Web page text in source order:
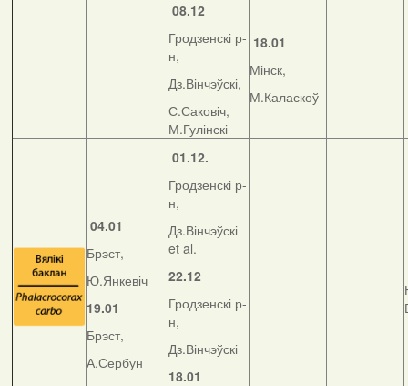
08.12
Гродзенскі р-
н,
Дз.Вінчэўскі,
С.Саковіч,
М.Гулінскі
18.01
Мінск,
М.Каласкоў
04.01
Брэст,
Ю.Янкевіч
19.01
Брэст,
А.Сербун
01.12.
Гродзенскі р-
н,
Дз.Вінчэўскі
et al.
22.12
Гродзенскі р-
н,
Дз.Вінчэўскі
18.01